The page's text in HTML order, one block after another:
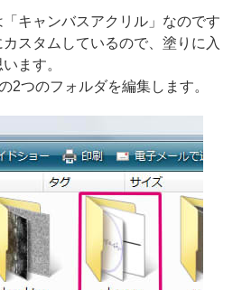
キャンバスアクリル」なのです
スタムしているので、塗りに入
ます。
2つのフォルダを編集します。